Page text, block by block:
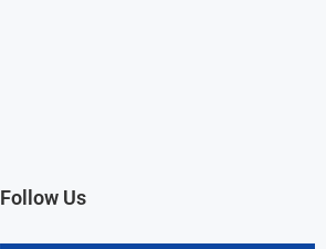
Follow Us